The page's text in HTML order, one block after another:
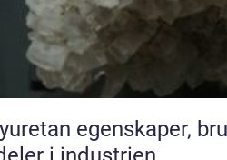
bruksområder og